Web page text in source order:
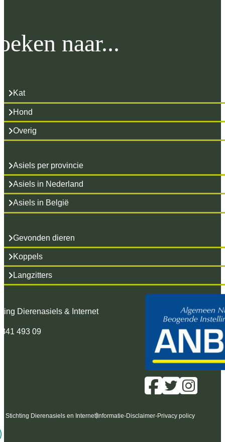
naar...
Kat
Hond
Overig
Asiels per provincie
Asiels in Nederland
Asiels in België
Gevonden dieren
Koppels
Langzitters
Dierenasiels & Internet
493 09
Stichting Dierenasiels en Internet Informatie-Disclaimer-Privacy policy